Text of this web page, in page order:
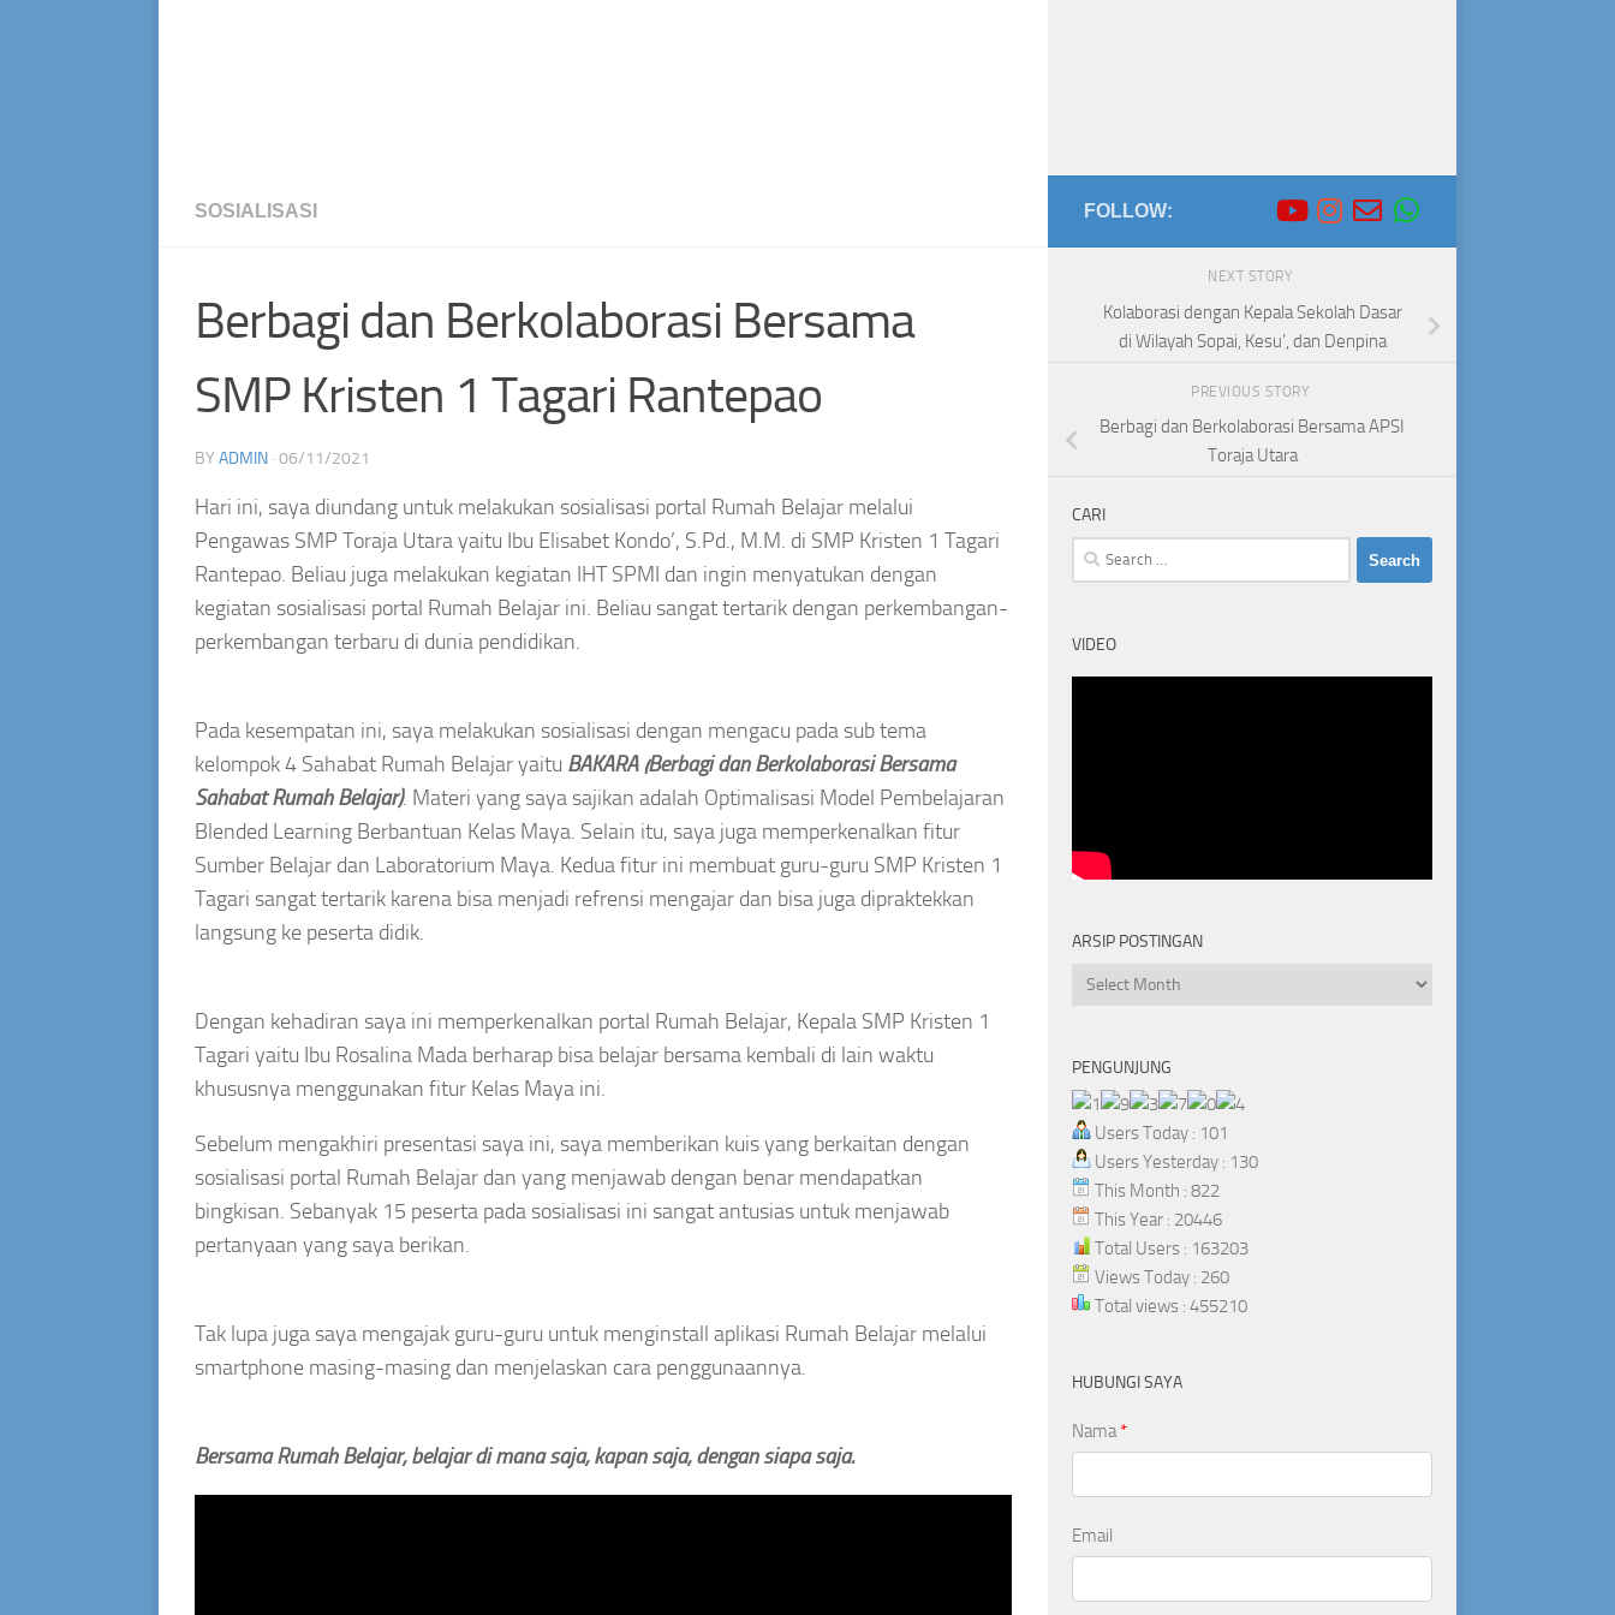
SOSIALISASI
Berbagi dan Berkolaborasi Bersama
SMP Kristen 1 Tagari Rantepao
BY ADMIN · 06/11/2021
Hari ini, saya diundang untuk melakukan sosialisasi portal Rumah Belajar melalui
Pengawas SMP Toraja Utara yaitu Ibu Elisabet Kondo’, S.Pd., M.M. di SMP Kristen 1 Tagari
Rantepao. Beliau juga melakukan kegiatan IHT SPMI dan ingin menyatukan dengan
kegiatan sosialisasi portal Rumah Belajar ini. Beliau sangat tertarik dengan perkembangan-
perkembangan terbaru di dunia pendidikan.
Pada kesempatan ini, saya melakukan sosialisasi dengan mengacu pada sub tema
kelompok 4 Sahabat Rumah Belajar yaitu BAKARA (Berbagi dan Berkolaborasi Bersama
Sahabat Rumah Belajar). Materi yang saya sajikan adalah Optimalisasi Model Pembelajaran
Blended Learning Berbantuan Kelas Maya. Selain itu, saya juga memperkenalkan fitur
Sumber Belajar dan Laboratorium Maya. Kedua fitur ini membuat guru-guru SMP Kristen 1
Tagari sangat tertarik karena bisa menjadi refrensi mengajar dan bisa juga dipraktekkan
langsung ke peserta didik.
Dengan kehadiran saya ini memperkenalkan portal Rumah Belajar, Kepala SMP Kristen 1
Tagari yaitu Ibu Rosalina Mada berharap bisa belajar bersama kembali di lain waktu
khususnya menggunakan fitur Kelas Maya ini.
Sebelum mengakhiri presentasi saya ini, saya memberikan kuis yang berkaitan dengan
sosialisasi portal Rumah Belajar dan yang menjawab dengan benar mendapatkan
bingkisan. Sebanyak 15 peserta pada sosialisasi ini sangat antusias untuk menjawab
pertanyaan yang saya berikan.
Tak lupa juga saya mengajak guru-guru untuk menginstall aplikasi Rumah Belajar melalui
smartphone masing-masing dan menjelaskan cara penggunaannya.
Bersama Rumah Belajar, belajar di mana saja, kapan saja, dengan siapa saja.
FOLLOW:
NEXT STORY
Kolaborasi dengan Kepala Sekolah Dasar
di Wilayah Sopai, Kesu’, dan Denpina
PREVIOUS STORY
Berbagi dan Berkolaborasi Bersama APSI
Toraja Utara
CARI
Search
for:
VIDEO
ARSIP POSTINGAN
Arsip
PENGUNJUNG
Users Today : 101
Users Yesterday : 130
This Month : 822
This Year : 20446
Total Users : 163203
Views Today : 260
Total views : 455210
HUBUNGI SAYA
Nama *
Email